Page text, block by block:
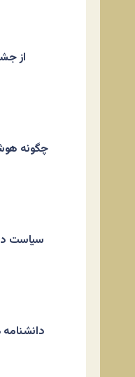
از
چگونه
سیاست